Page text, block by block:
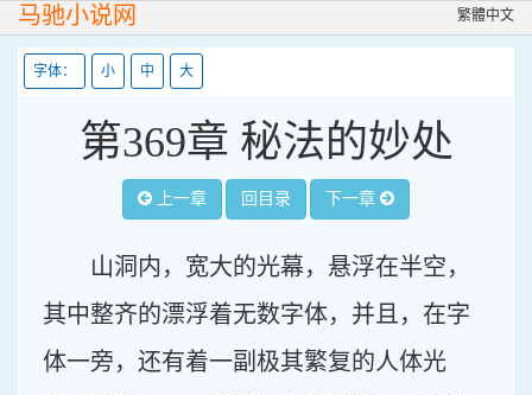
马驰小说网 繁體中文
字体： 小 中 大
第369章 秘法的妙处
上一章 回目录 下一章
山洞内，宽大的光幕，悬浮在半空，
其中整齐的漂浮着无数字体，并且，在字
体一旁，还有着一副极其繁复的人体光